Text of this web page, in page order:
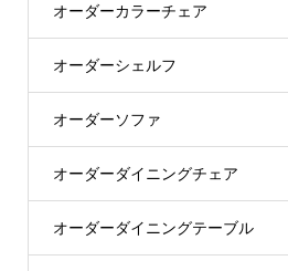
オーダーカラーチェア
オーダーシェルフ
オーダーソファ
オーダーダイニングチェア
オーダーダイニングテーブル